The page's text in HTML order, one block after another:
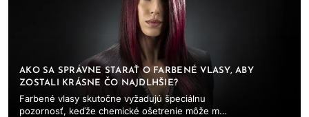
AKO SA SPRÁVNE STARAŤ O FARBENÉ VLASY, ABY
ZOSTALI KRÁSNE ČO NAJDLHŠIE?
Farbené vlasy skutočne vyžadujú špeciálnu
pozornosť, keďže chemické ošetrenie môže mať